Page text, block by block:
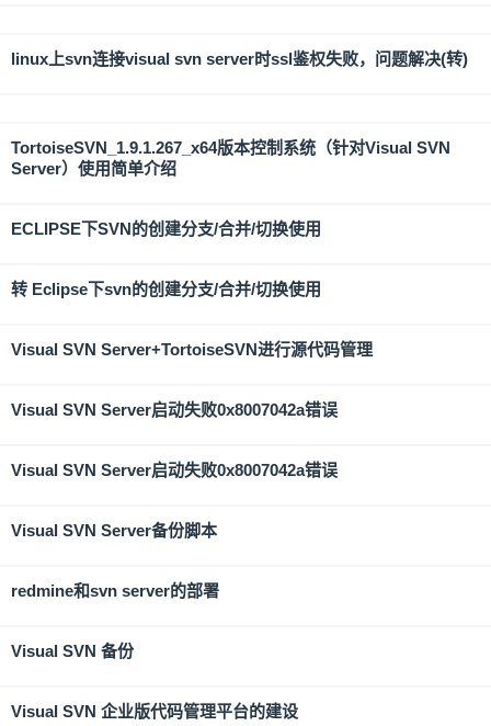
linux上svn连接visual svn server时ssl鉴权失败，问题解决(转)
TortoiseSVN_1.9.1.267_x64版本控制系统（针对Visual SVN
Server）使用简单介绍
ECLIPSE下SVN的创建分支/合并/切换使用
转 Eclipse下svn的创建分支/合并/切换使用
Visual SVN Server+TortoiseSVN进行源代码管理
Visual SVN Server启动失败0x8007042a错误
Visual SVN Server启动失败0x8007042a错误
Visual SVN Server备份脚本
redmine和svn server的部署
Visual SVN 备份
Visual SVN 企业版代码管理平台的建设